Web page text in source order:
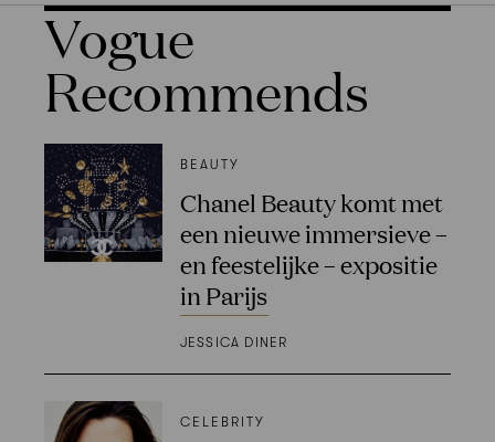
Vogue
Recommends
BEAUTY
Chanel Beauty komt met
een nieuwe immersieve –
en feestelijke – expositie
in Parijs
JESSICA DINER
CELEBRITY